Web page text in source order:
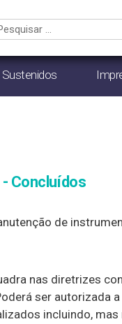
Concluídos
de
nas diretrizes
ser autorizada
incluindo,